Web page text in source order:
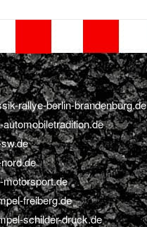
rallye-berlin-brandenburg.de
freiberg.de
schilder-druck.de